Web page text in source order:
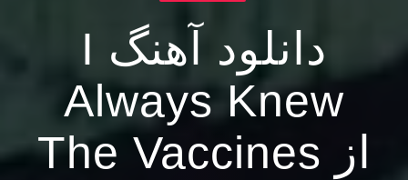
دانلود آهنگ I
Always Knew
از The Vaccines